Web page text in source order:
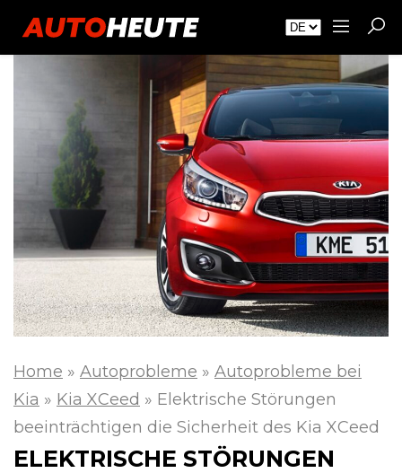
Home » Autoprobleme » Autoprobleme bei
Kia » Kia XCeed » Elektrische Störungen
beeinträchtigen die Sicherheit des Kia XCeed
ELEKTRISCHE STÖRUNGEN